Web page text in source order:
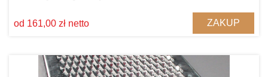
od 161,00 zł netto ZAKUP